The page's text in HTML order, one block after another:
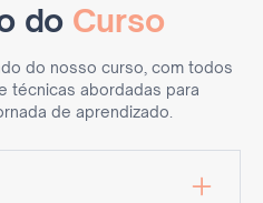
do Curso
do nosso curso, com todos
técnicas abordadas para
de aprendizado.